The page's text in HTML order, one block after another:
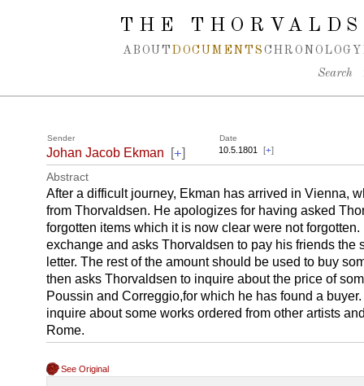
Spring navigation over
THE
ABOUT DOCUMENTS CHRONOLOGY
Search
Sender Date
Johan Jacob Ekman [+] 10.5.1801 [+]
Abstract
After a difficult journey, Ekman has arrived in Vienna,
from Thorvaldsen. He apologizes for having asked
forgotten items which it is now clear were not
exchange and asks Thorvaldsen to pay his friends the
letter. The rest of the amount should be used to buy
then asks Thorvaldsen to inquire about the price of
Poussin and Correggio,for which he has found a
inquire about some works ordered from other artists
Rome.
See Original